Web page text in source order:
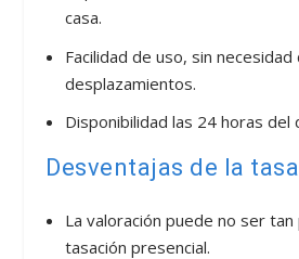
casa.
Facilidad de uso, sin necesidad
desplazamientos.
Disponibilidad las 24 horas del
Desventajas de la
La valoración puede no ser tan
tasación presencial.